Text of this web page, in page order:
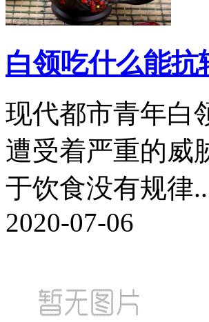
白领吃什么能抗
现代都市青年白
遭受着严重的威
于饮食没有规律
2020-07-06